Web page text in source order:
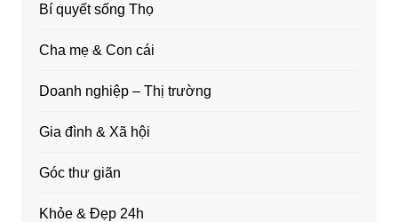
Bí quyết sống Thọ
Cha mẹ & Con cái
Doanh nghiệp – Thị trường
Gia đình & Xã hội
Góc thư giãn
Khỏe & Đẹp 24h